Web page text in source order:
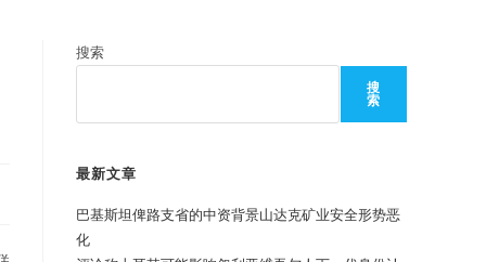
搜索
搜
索
最新文章
巴基斯坦俾路支省的中资背景山达克矿业安全形势恶
化